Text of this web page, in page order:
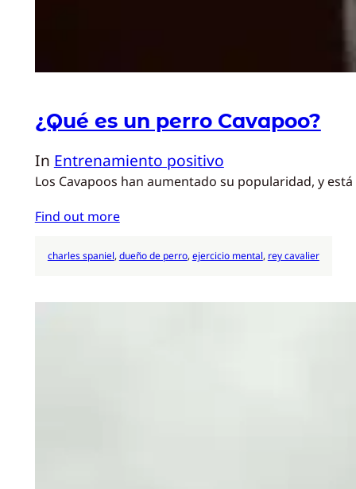
¿Qué es un perro Cavapoo?
In Entrenamiento positivo
Los Cavapoos han aumentado su popularidad, y
Find out more
charles spaniel, dueño de perro, ejercicio mental, rey cavalier